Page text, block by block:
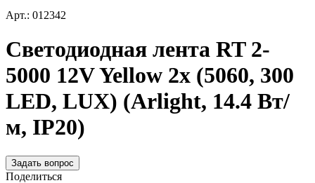
Арт.: 012342
Светодиодная лента RT 2-
5000 12V Yellow 2x (5060, 300
LED, LUX) (Arlight, 14.4 Вт/
м, IP20)
Задать вопрос
Поделиться